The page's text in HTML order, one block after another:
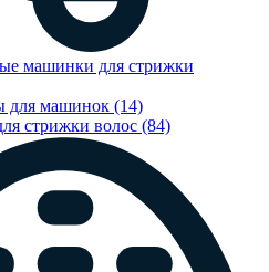
машинки для стрижки
для машинок (14)
стрижки волос (84)